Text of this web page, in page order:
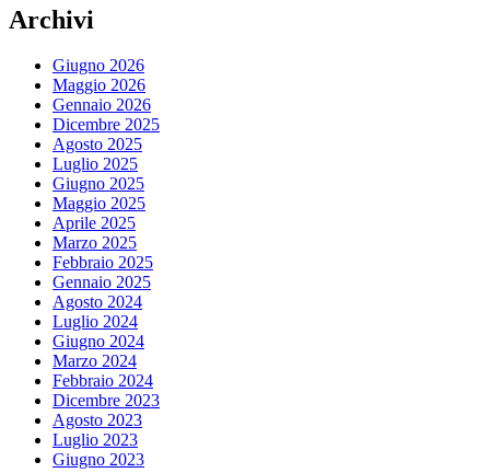
Archivi
Giugno 2026
Maggio 2026
Gennaio 2026
Dicembre 2025
Agosto 2025
Luglio 2025
Giugno 2025
Maggio 2025
Aprile 2025
Marzo 2025
Febbraio 2025
Gennaio 2025
Agosto 2024
Luglio 2024
Giugno 2024
Marzo 2024
Febbraio 2024
Dicembre 2023
Agosto 2023
Luglio 2023
Giugno 2023